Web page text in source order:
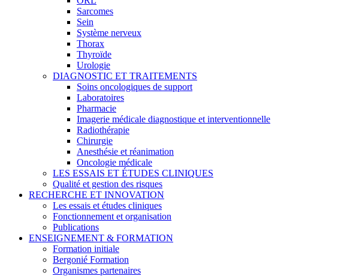
Sarcomes
Sein
Système nerveux
Thorax
Thyroïde
Urologie
DIAGNOSTIC ET TRAITEMENTS
Soins oncologiques de support
Laboratoires
Pharmacie
Imagerie médicale diagnostique et interventionnelle
Radiothérapie
Chirurgie
Anesthésie et réanimation
Oncologie médicale
LES ESSAIS ET ÉTUDES CLINIQUES
Qualité et gestion des risques
RECHERCHE ET INNOVATION
Les essais et études cliniques
Fonctionnement et organisation
Publications
ENSEIGNEMENT & FORMATION
Formation initiale
Bergonié Formation
Organismes partenaires